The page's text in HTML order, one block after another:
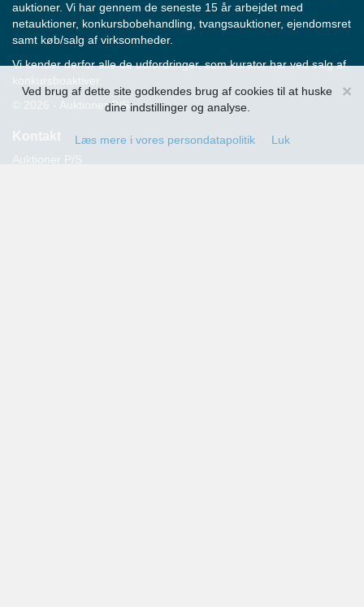
×
Ved brug af dette site godkendes brug af cookies til at huske
dine indstillinger og analyse.
Læs mere i vores persondatapolitik Luk
auktioner. Vi har gennem de seneste 15 år arbejdet med
netauktioner, konkursbobehandling, tvangsauktioner, ejendomsret
samt køb/salg af virksomheder.
Vi kender derfor alle de udfordringer, som kurator har ved salg af
konkursboaktiver.
© 2026 - Auktioner P/S
Kontakt
Auktioner P/S